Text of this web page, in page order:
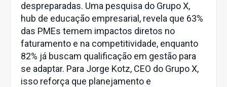
despreparadas. Uma pesquisa do Grupo X,
hub de educação empresarial, revela que 63%
das PMEs temem impactos diretos no
faturamento e na competitividade, enquanto
82% já buscam qualificação em gestão para
se adaptar. Para Jorge Kotz, CEO do Grupo X,
isso reforça que planejamento e